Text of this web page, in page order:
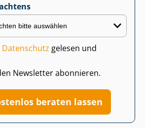
Datenschutz gelesen und
Newsletter abonnieren.
beraten lassen